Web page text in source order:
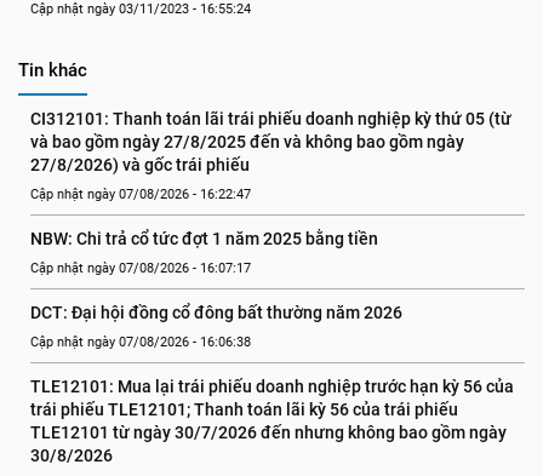
Cập nhật ngày 03/11/2023 - 16:55:24
Tin khác
CI312101: Thanh toán lãi trái phiếu doanh nghiệp kỳ thứ 05 (từ
và bao gồm ngày 27/8/2025 đến và không bao gồm ngày
27/8/2026) và gốc trái phiếu
Cập nhật ngày 07/08/2026 - 16:22:47
NBW: Chi trả cổ tức đợt 1 năm 2025 bằng tiền
Cập nhật ngày 07/08/2026 - 16:07:17
DCT: Đại hội đồng cổ đông bất thường năm 2026
Cập nhật ngày 07/08/2026 - 16:06:38
TLE12101: Mua lại trái phiếu doanh nghiệp trước hạn kỳ 56 của
trái phiếu TLE12101; Thanh toán lãi kỳ 56 của trái phiếu
TLE12101 từ ngày 30/7/2026 đến nhưng không bao gồm ngày
30/8/2026